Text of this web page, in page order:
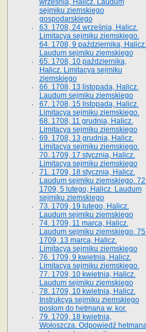
września, Halicz. Laudum
sejmiku ziemskiego
gospodarskiego
63. 1708, 24 września, Halicz.
Limitacya sejmiku ziemskiego.
64. 1708, 9 października, Halicz.
Laudum sejmiku ziemskiego
65­. 1708, 10 października,
Halicz. Limitacya sejmiku
ziemskiego
66. 1708, 13 listopada, Halicz.
Laudum sejmiku ziemskiego
67. 1708, 15 listopada, Halicz.
Limitacya sejmiku ziemskiego.
68. 1708, 11 grudnia, Halicz.
Limitacya sejmiku ziemskiego
69. 1708, 13 grudnia, Halicz.
Limitacya sejmiku ziemskiego.
70. 1709, 17 stycznia, Halicz.
Limitacya sejmiku ziemskiego
71. 1709, 18 stycznia, Halicz.
Laudum sejmiku ziemskiego.
1709, 5 lutego, Halicz. Laudum
sejmiku ziemskiego
73. 1709, 19 lutego, Halicz.
Laudum sejmiku ziemskiego
74. 1709, 11 marca, Halicz.
Laudum sejmiku ziemskiego.
1709, 13 marca, Halicz.
Limitacya sejmiku ziemskiego
76. 1709, 9 kwietnia, Halicz.
Limitacya sejmiku ziemskiego.
77. 1709, 10 kwietnia, Halicz.
Laudum sejmiku ziemskiego
78. 1709, 10 kwietnia, Halicz.
Instrukcya sejmiku ziemskiego
posłom do hetmana w. kor.
79. 1709, 18 kwietnia,
Wołoszcza. Odpowiedź